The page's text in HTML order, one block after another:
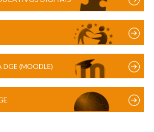
DGE (MOODLE)